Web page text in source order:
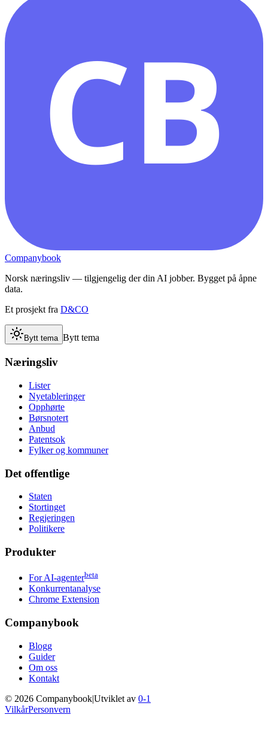
CB
Companybook
Norsk næringsliv — tilgjengelig der din AI jobber. Bygget på åpne
data.
Et prosjekt fra D&CO
Bytt tema Bytt tema
Næringsliv
Lister
Nyetableringer
Opphørte
Børsnotert
Anbud
Patentsok
Fylker og kommuner
Det offentlige
Staten
Stortinget
Regjeringen
Politikere
Produkter
For AI-agenterbeta
Konkurrentanalyse
Chrome Extension
Companybook
Blogg
Guider
Om oss
Kontakt
© 2026 Companybook|Utviklet av 0-1
VilkårPersonvern